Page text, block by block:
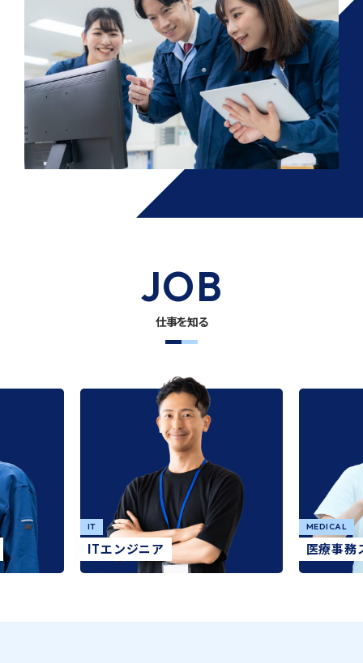
JOB
仕事を知る
IT
ITエンジニア
MEDICAL
医療事務